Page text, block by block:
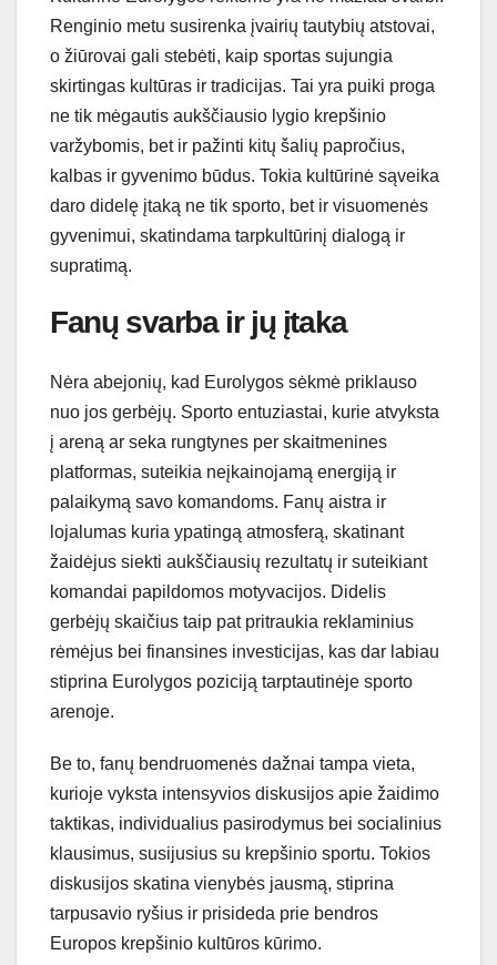
Renginio metu susirenka įvairių tautybių atstovai,
o žiūrovai gali stebėti, kaip sportas sujungia
skirtingas kultūras ir tradicijas. Tai yra puiki proga
ne tik mėgautis aukščiausio lygio krepšinio
varžybomis, bet ir pažinti kitų šalių papročius,
kalbas ir gyvenimo būdus. Tokia kultūrinė sąveika
daro didelę įtaką ne tik sporto, bet ir visuomenės
gyvenimui, skatindama tarpkultūrinį dialogą ir
supratimą.
Fanų svarba ir jų įtaka
Nėra abejonių, kad Eurolygos sėkmė priklauso
nuo jos gerbėjų. Sporto entuziastai, kurie atvyksta
į areną ar seka rungtynes per skaitmenines
platformas, suteikia neįkainojamą energiją ir
palaikymą savo komandoms. Fanų aistra ir
lojalumas kuria ypatingą atmosferą, skatinant
žaidėjus siekti aukščiausių rezultatų ir suteikiant
komandai papildomos motyvacijos. Didelis
gerbėjų skaičius taip pat pritraukia reklaminius
rėmėjus bei finansines investicijas, kas dar labiau
stiprina Eurolygos poziciją tarptautinėje sporto
arenoje.
Be to, fanų bendruomenės dažnai tampa vieta,
kurioje vyksta intensyvios diskusijos apie žaidimo
taktikas, individualius pasirodymus bei socialinius
klausimus, susijusius su krepšinio sportu. Tokios
diskusijos skatina vienybės jausmą, stiprina
tarpusavio ryšius ir prisideda prie bendros
Europos krepšinio kultūros kūrimo.